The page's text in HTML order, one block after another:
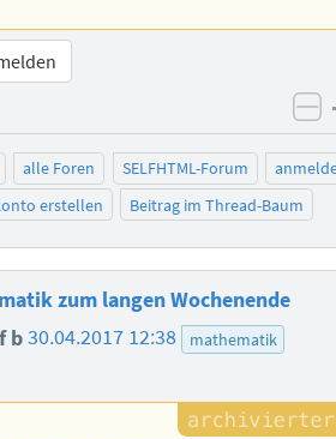
alle Foren SELFHTML-Forum
erstellen
Beitrag im Thread-Baum
zum langen Wochenende
b30.04.2017 12:38 mathematik